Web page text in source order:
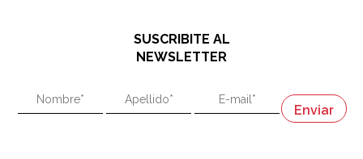
"En política, la estupidez no es una desventaja"
"En política, la estupidez no es una desventaja"
Napoleón
SUSCRIBITE AL
NEWSLETTER